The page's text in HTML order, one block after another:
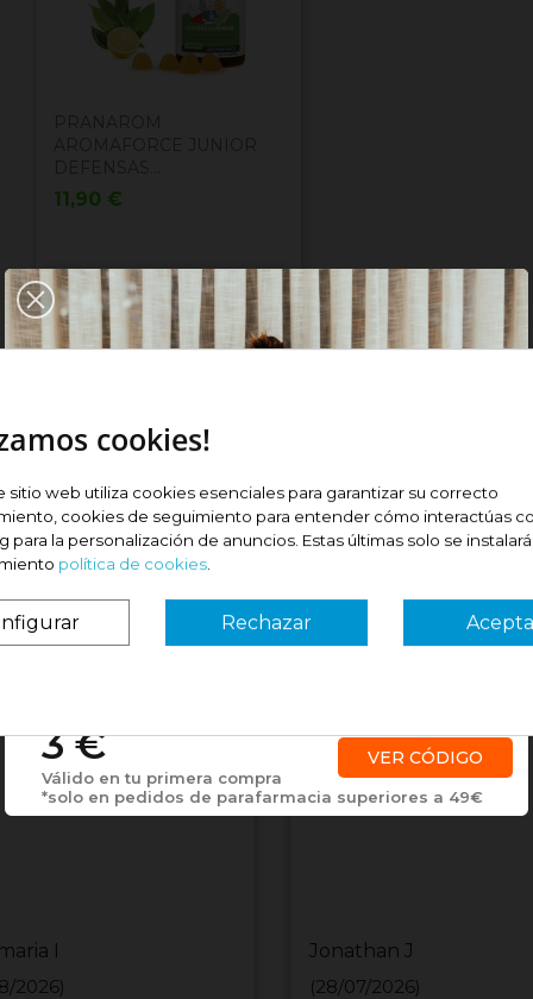
Precio
11,90 €
Comprar
Relevancia unfold_more
suplementos naturales para mantener más
de la casa. Gracias a ellos evitarás que enfermen
I
2026)
Jonathan J
(28/07/2026)
¿Es tu primera vez? ¡SORPRESA!
VER CÓDIGO
Válido en tu primera compra
*solo en pedidos de parafarmacia superiores a 49€
3 €
cookies!
sitio web utiliza cookies esenciales para garantizar su correcto
cookies de seguimiento para entender cómo interactúas
para la personalización de anuncios. Estas últimas solo se
política de cookies
Rechazar